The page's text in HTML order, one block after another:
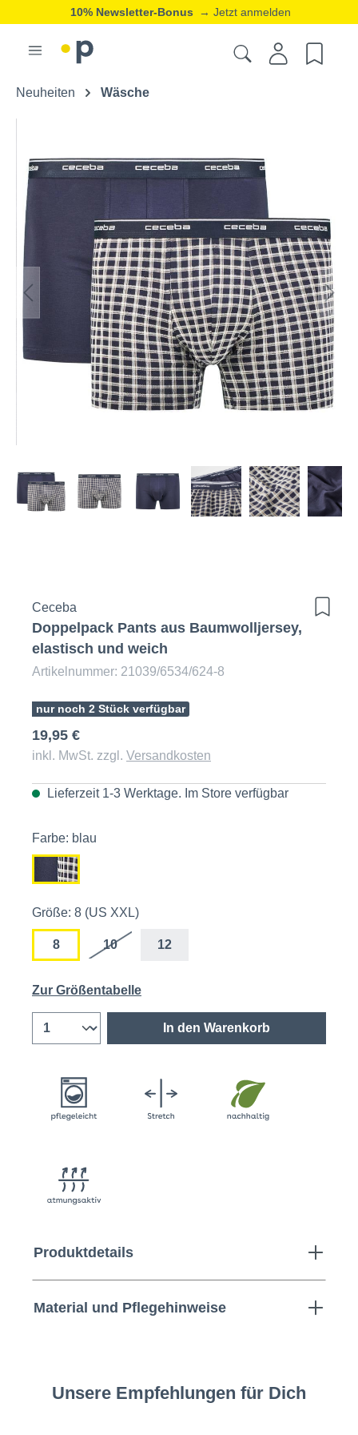
10% Newsletter-Bonus → Jetzt anmelden
Neuheiten Wäsche
Ceceba
Doppelpack Pants aus Baumwolljersey,
elastisch und weich
Artikelnummer: 21039/6534/624-8
nur noch 2 Stück verfügbar
19,95 €
inkl. MwSt. zzgl. Versandkosten
Lieferzeit 1-3 Werktage. Im Store verfügbar
Farbe: blau
Größe: 8 (US XXL)
8 10 12
Zur Größentabelle
In den Warenkorb
Produktdetails
Material und Pflegehinweise
Unsere Empfehlungen für Dich